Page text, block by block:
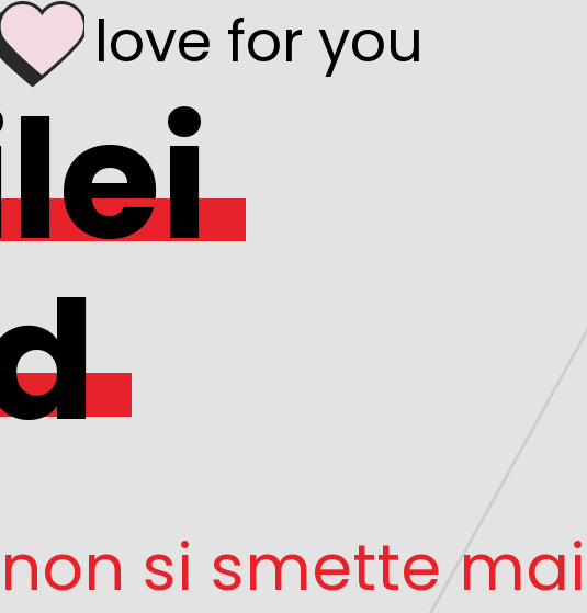
si smette
love for you